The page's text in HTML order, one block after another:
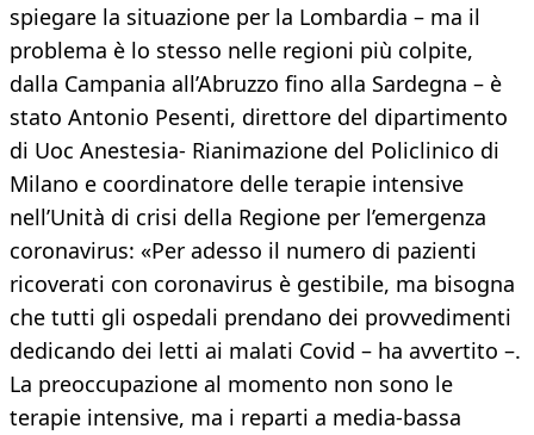
spiegare la situazione per la Lombardia – ma il
problema è lo stesso nelle regioni più colpite,
dalla Campania all’Abruzzo fino alla Sardegna – è
stato Antonio Pesenti, direttore del dipartimento
di Uoc Anestesia- Rianimazione del Policlinico di
Milano e coordinatore delle terapie intensive
nell’Unità di crisi della Regione per l’emergenza
coronavirus: «Per adesso il numero di pazienti
ricoverati con coronavirus è gestibile, ma bisogna
che tutti gli ospedali prendano dei provvedimenti
dedicando dei letti ai malati Covid – ha avvertito –.
La preoccupazione al momento non sono le
terapie intensive, ma i reparti a media-bassa